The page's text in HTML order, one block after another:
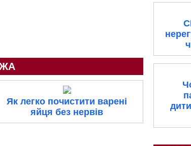
Як легко почистити варені
яйця без нервів